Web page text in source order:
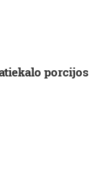
porcijos